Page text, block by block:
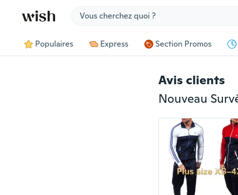
Populaires Express Section Promos
Avis clients